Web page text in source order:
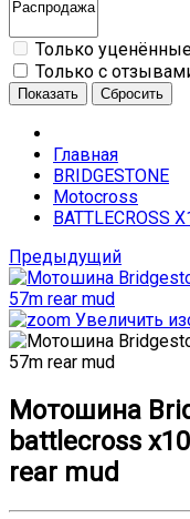
Только
Только с
Показать Сбросить
Главная
BRIDGESTONE
Motocross
BATTLECROSS
Предыдущий
Увеличить
Мотошина
battlecross
rear mud